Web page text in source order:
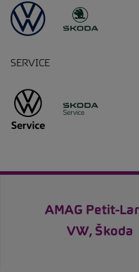
SERVICE
AMAG Petit-
VW, Škoda